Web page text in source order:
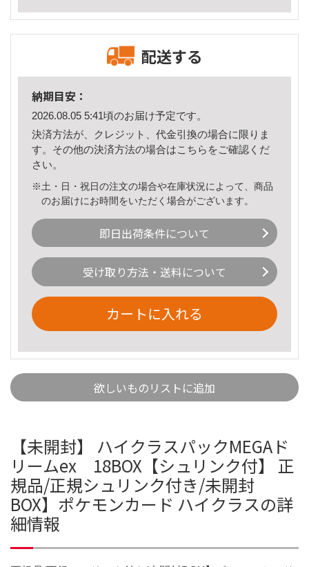
配送する
納期目安：
2026.08.05 5:41頃のお届け予定です。
決済方法が、クレジット、代金引換の場合に限りま
す。その他の決済方法の場合はこちら をご確認くだ
さい。
※土・日・祝日の注文の場合や在庫状況によって、商品
のお届けにお時間をいただく場合がございます。
即日出荷条件について
受け取り方法・送料について
カートに入れる
欲しいものリストに追加
【未開封】 ハイクラスパックMEGAド
リームex 18BOX【シュリンク付】 正
規品/正規シュリンク付き/未開封
BOX】ポケモンカード ハイクラスの詳
細情報